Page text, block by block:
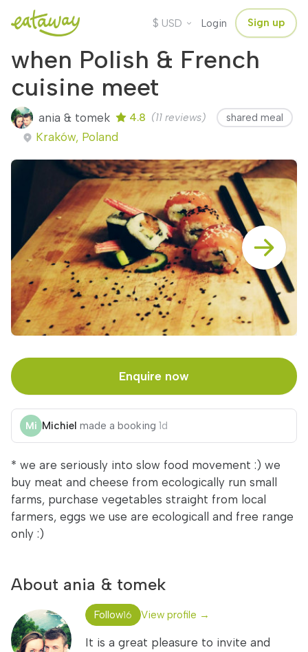
$ USD Login Sign up
when Polish & French
cuisine meet
ania & tomek 4.8 (11 reviews) shared meal
Kraków, Poland
Enquire now
Michiel made a booking 1d
* we are seriously into slow food movement :) we
buy meat and cheese from ecologically run small
farms, purchase vegetables straight from local
farmers, eggs we use are ecologicall and free range
only :)
About ania & tomek
Follow16 View profile →
It is a great pleasure to invite and